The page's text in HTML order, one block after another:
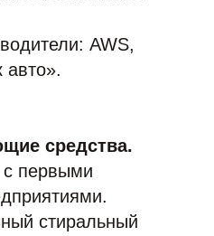
AWS,
авто».
средства.
с первыми
стиральный